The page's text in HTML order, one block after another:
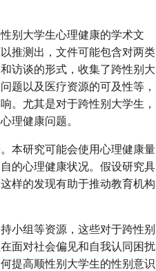
别大学生心理健康的学术文
推测出，文件可能包含对两类
访谈的形式，收集了跨性别大
题以及医疗资源的可及性等，
。尤其是对于跨性别大学生，
理健康问题。
本研究可能会使用心理健康量
的心理健康状况。假设研究具
样的发现有助于推动教育机构
小组等资源，这些对于跨性别
面对社会偏见和自我认同困扰
提高顺性别大学生的性别意识